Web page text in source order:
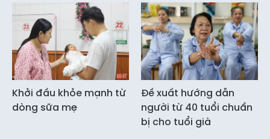
Khởi đầu khỏe mạnh từ
dòng sữa mẹ
Đề xuất hướng dẫn
người từ 40 tuổi chuẩn
bị cho tuổi già